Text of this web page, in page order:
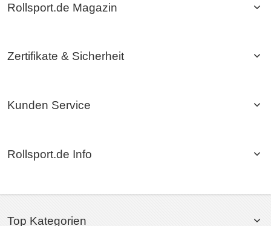
Rollsport.de Magazin
Zertifikate & Sicherheit
Kunden Service
Rollsport.de Info
Top Kategorien